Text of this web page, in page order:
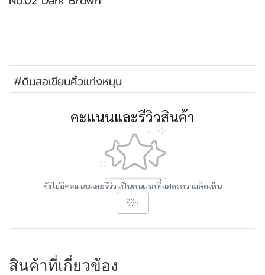
#ดินสอเขียนคิ้วแท่งหมุน
คะแนนและรีวิวสินค้า
ยังไม่มีคะแนนและรีวิว เป็นคนแรกที่แสดงความคิดเห็น
รีวิว
สินค้าที่เกี่ยวข้อง